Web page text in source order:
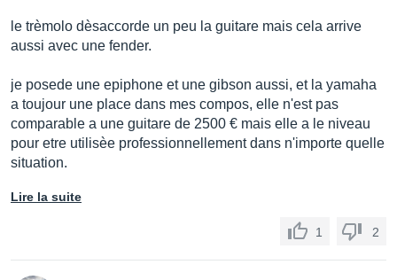
le trèmolo dèsaccorde un peu la guitare mais cela arrive
aussi avec une fender.
je posede une epiphone et une gibson aussi, et la yamaha
a toujour une place dans mes compos, elle n'est pas
comparable a une guitare de 2500 € mais elle a le niveau
pour etre utilisèe professionnellement dans n'importe quelle
situation.
Lire la suite
1 2